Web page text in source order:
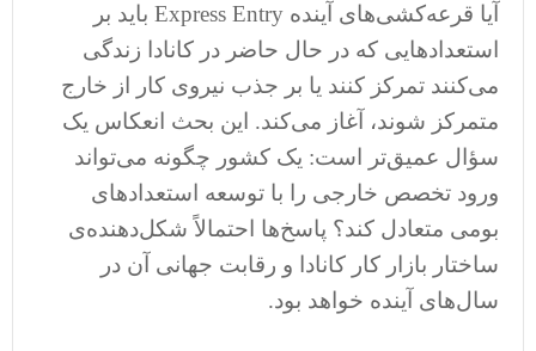
آیا قرعه‌کشی‌های آینده Express Entry باید بر
استعدادهایی که در حال حاضر در کانادا زندگی
می‌کنند تمرکز کنند یا بر جذب نیروی کار از خارج
متمرکز شوند، آغاز می‌کند. این بحث انعکاس یک
سؤال عمیق‌تر است: یک کشور چگونه می‌تواند
ورود تخصص خارجی را با توسعه استعدادهای
بومی متعادل کند؟ پاسخ‌ها احتمالاً شکل‌دهنده‌ی
ساختار بازار کار کانادا و رقابت جهانی آن در
سال‌های آینده خواهد بود.